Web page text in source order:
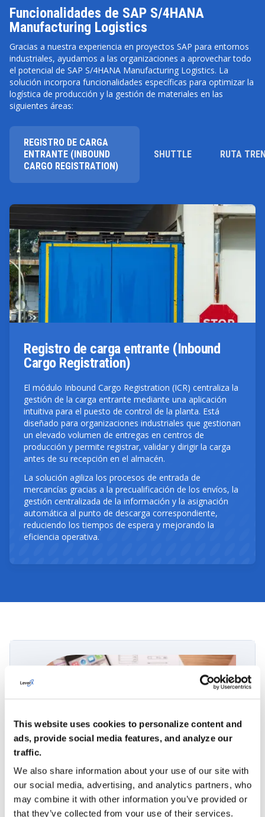
This website uses cookies to personalize content and
ads, provide social media features, and analyze our
traffic.
We also share information about your use of our site with
our social media, advertising, and analytics partners, who
may combine it with other information you’ve provided or
that they’ve collected from your use of their services.
Funcionalidades de SAP S/4HANA
Manufacturing Logistics
Gracias a nuestra experiencia en proyectos SAP para entornos
industriales, ayudamos a las organizaciones a aprovechar todo
el potencial de SAP S/4HANA Manufacturing Logistics. La
solución incorpora funcionalidades específicas para optimizar la
logística de producción y la gestión de materiales en las
siguientes áreas:
REGISTRO DE CARGA
ENTRANTE (INBOUND
CARGO REGISTRATION)
SHUTTLE RUTA
Registro de carga entrante (Inbound
Cargo Registration)
El módulo Inbound Cargo Registration (ICR) centraliza la
gestión de la carga entrante mediante una aplicación
intuitiva para el puesto de control de la planta. Está
diseñado para organizaciones industriales que gestionan
un elevado volumen de entregas en centros de
producción y permite registrar, validar y dirigir la carga
antes de su recepción en el almacén.
La solución agiliza los procesos de entrada de
mercancías gracias a la precualificación de los envíos, la
gestión centralizada de la información y la asignación
automática al punto de descarga correspondiente,
reduciendo los tiempos de espera y mejorando la
eficiencia operativa.
Soluciones basadas en los principios de
diseño de SAP Fiori
Contamos con una amplia experiencia en el
desarrollo de soluciones SAP siguiendo las directrices
y las mejores prácticas de SAP Fiori. Esto nos permite